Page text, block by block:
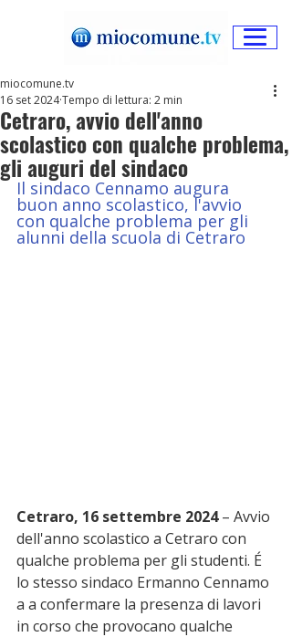
Cetraro, avvio dell'anno
scolastico con qualche problema,
gli auguri del sindaco
miocomune.tv
16 set 2024Tempo di lettura: 2 min
Il sindaco Cennamo augura
buon anno scolastico, l'avvio
con qualche problema per gli
alunni della scuola di Cetraro
Cetraro, 16 settembre 2024 – Avvio
dell'anno scolastico a Cetraro con
qualche problema per gli studenti. É
lo stesso sindaco Ermanno Cennamo
a a confermare la presenza di lavori
in corso che provocano qualche